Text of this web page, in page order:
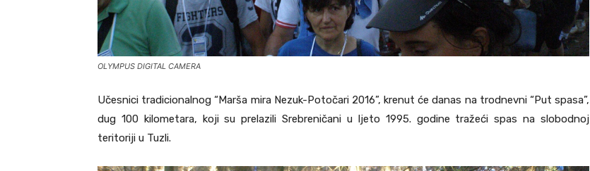
OLYMPUS DIGITAL CAMERA
Učesnici tradicionalnog “Marša mira Nezuk-Potočari 2016”, krenut će danas na trodnevni “Put spasa”,
dug 100 kilometara, koji su prelazili Srebreničani u ljeto 1995. godine tražeći spas na slobodnoj
teritoriji u Tuzli.